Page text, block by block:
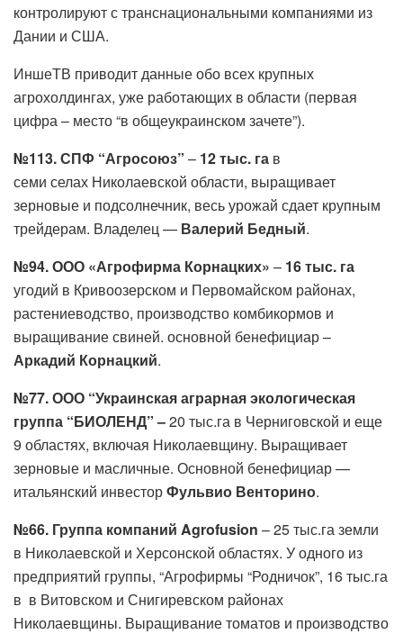
контролируют с транснациональными компаниями из
Дании и США.
ИншеТВ приводит данные обо всех крупных
агрохолдингах, уже работающих в области (первая
цифра – место “в общеукраинском зачете”).
№113. СПФ “Агросоюз” – 12 тыс. га в
семи селах Николаевской области, выращивает
зерновые и подсолнечник, весь урожай сдает крупным
трейдерам. Владелец — Валерий Бедный.
№94. ООО «Агрофирма Корнацких» – 16 тыс. га
угодий в Кривоозерском и Первомайском районах,
растениеводство, производство комбикормов и
выращивание свиней. основной бенефициар –
Аркадий Корнацкий.
№77. ООО “Украинская аграрная экологическая
группа “БИОЛЕНД” –20 тыс.га в Черниговской и еще
9 областях, включая Николаевщину. Выращивает
зерновые и масличные. Основной бенефициар —
итальянский инвесторФульвио Венторино.
№66. Группа компаний Agrofusion – 25 тыс.га земли
в Николаевской и Херсонской областях. У одного из
предприятий группы, “Агрофирмы “Родничок”, 16 тыс.га
в в Витовском и Снигиревском районах
Николаевщины. Выращивание томатов и производство